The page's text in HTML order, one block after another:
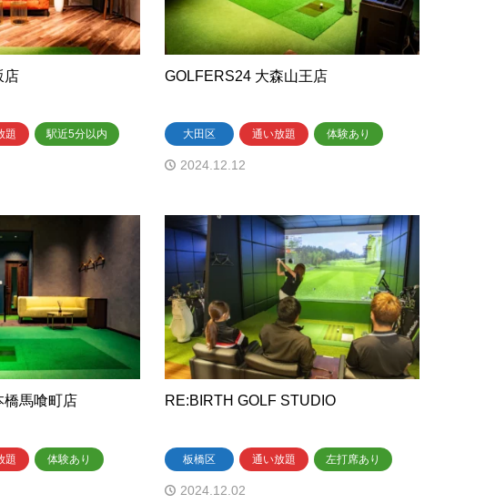
店
題 駅近5分以内
GOLFERS24 大森山王店
大田区 通い放題 体験あり
2024.12.12
橋馬喰町店
題 体験あり
RE:BIRTH GOLF STUDIO
板橋区 通い放題 左打席あり
2024.12.02